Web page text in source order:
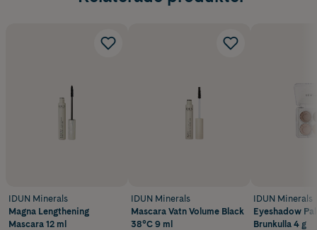
IDUN Minerals
Magna Lengthening
Mascara 12 ml
IDUN Minerals
Mascara Vatn Volume Black
38°C 9 ml
IDUN Minerals
Eyeshadow
Brunkulla 4 g